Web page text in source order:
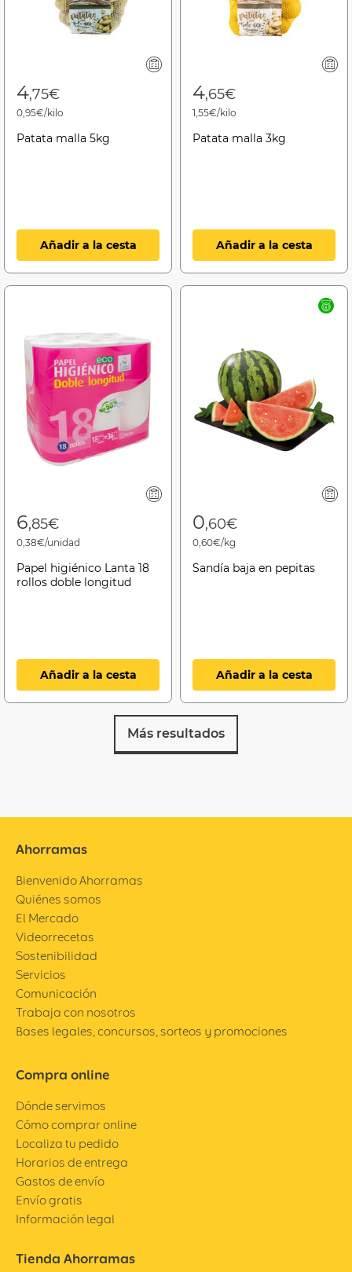
4,75€
0,95€/kilo
Patata malla 5kg
Añadir a la cesta
4,65€
1,55€/kilo
Patata malla 3kg
Añadir a la cesta
6,85€
0,38€/unidad
Papel higiénico Lanta 18
rollos doble longitud
Añadir a la cesta
0,60€
0,60€/kg
Sandía baja en pepitas
Añadir a la cesta
Más resultados
Ahorramas
Bienvenido Ahorramas
Quiénes somos
El Mercado
Videorrecetas
Sostenibilidad
Servicios
Comunicación
Trabaja con nosotros
Bases legales, concursos, sorteos y promociones
Compra online
Dónde servimos
Cómo comprar online
Localiza tu pedido
Horarios de entrega
Gastos de envío
Envío gratis
Información legal
Tienda Ahorramas